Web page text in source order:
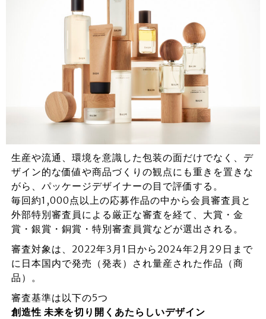
生産や流通、環境を意識した包装の面だけでなく、デ
ザイン的な価値や商品づくりの観点にも重きを置きな
がら、パッケージデザイナーの目で評価する。
毎回約1,000点以上の応募作品の中から会員審査員と
外部特別審査員による厳正な審査を経て、大賞・金
賞・銀賞・銅賞・特別審査員賞などが選出される。
審査対象は、2022年3月1日から2024年2月29日まで
に日本国内で発売（発表）され量産された作品（商
品）。
審査基準は以下の5つ
創造性 未来を切り開くあたらしいデザイン